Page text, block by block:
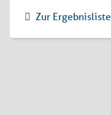
Zur Ergebnisliste